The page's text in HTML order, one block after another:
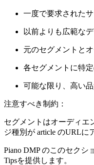
一度で要求された
以前よりも広範な
元のセグメントと
各セグメントに特
可能な限り、高い
注意すべき制約：
セグメントはオーディエ
ジ種別が article のURLに
Piano DMP のこのセク
Tipsを提供します。